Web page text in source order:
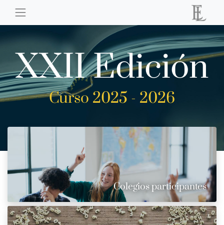
XXII Edición
Curso 2025 - 2026
Colegios participantes